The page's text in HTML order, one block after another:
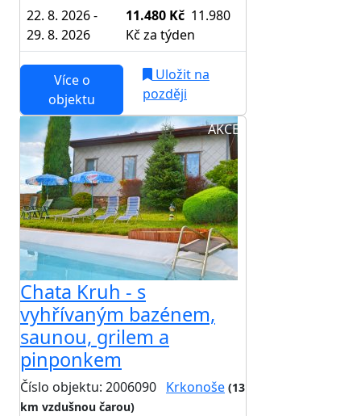
22. 8. 2026 -
29. 8. 2026
11.480 Kč 11.980
Kč za týden
Více o
objektu
Uložit na
později
AKCE
Chata Kruh - s
vyhřívaným bazénem,
saunou, grilem a
pinponkem
Číslo objektu: 2006090 Krkonoše (13
km vzdušnou čarou)